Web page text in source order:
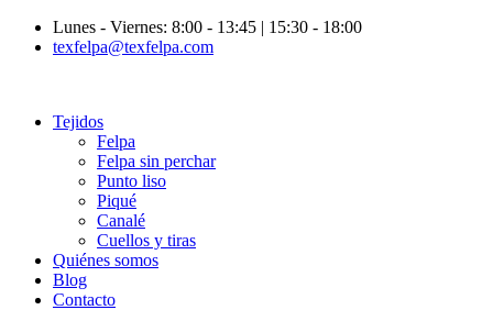
Lunes - Viernes: 8:00 - 13:45 | 15:30 - 18:00
texfelpa@texfelpa.com
Tejidos
Felpa
Felpa sin perchar
Punto liso
Piqué
Canalé
Cuellos y tiras
Quiénes somos
Blog
Contacto